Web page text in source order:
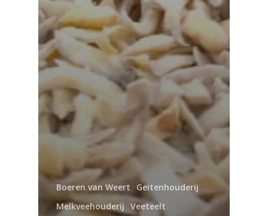
Boeren van Weert Geitenhouderij
Melkveehouderij Veeteelt